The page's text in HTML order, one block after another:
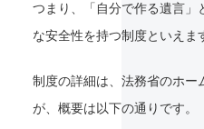
つまり、「自分で作る遺言」
な安全性を持つ制度といえま
制度の詳細は、法務省のホー
が、概要は以下の通りです。